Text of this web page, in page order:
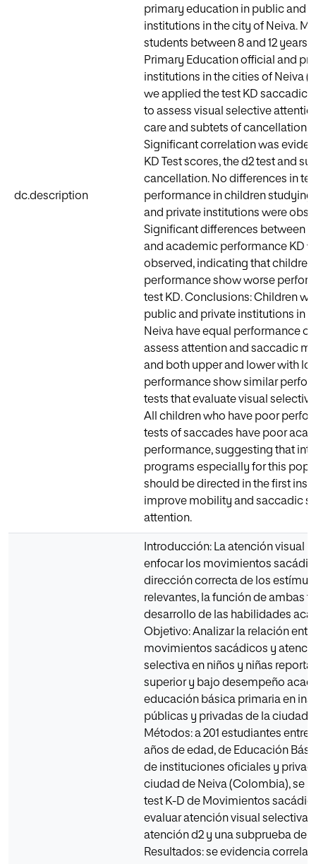
dc.description
primary education in public and
institutions in the city of Neiva.
students between 8 and 12 years
Primary Education official and
institutions in the cities of Neiva
we applied the test KD saccadic
to assess visual selective
care and subtets of cancellation.
Significant correlation was
KD Test scores, the d2 test and
cancellation. No differences in
performance in children studying
and private institutions were
Significant differences between
and academic performance KD
observed, indicating that
performance show worse
test KD. Conclusions: Children
public and private institutions in
Neiva have equal performance
assess attention and saccadic
and both upper and lower with
performance show similar
tests that evaluate visual
All children who have poor
tests of saccades have poor
performance, suggesting that
programs especially for this
should be directed in the first
improve mobility and saccadic
attention.
Introducción: La atención visual
enfocar los movimientos
dirección correcta de los
relevantes, la función de ambas
desarrollo de las habilidades
Objetivo: Analizar la relación
movimientos sacádicos y
selectiva en niños y niñas
superior y bajo desempeño
educación básica primaria en
públicas y privadas de la ciudad
Métodos: a 201 estudiantes entre
años de edad, de Educación
de instituciones oficiales y
ciudad de Neiva (Colombia), se
test K-D de Movimientos
evaluar atención visual selectiva
atención d2 y una subprueba de
Resultados: se evidencia